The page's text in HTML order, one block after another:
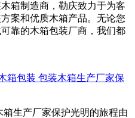
箱制造商，勒庆致力于为客
案和优质木箱产品。无论您
靠的木箱包装厂商，我们都
箱包装 包装木箱生产厂家保
生产厂家保护光明的旅程由